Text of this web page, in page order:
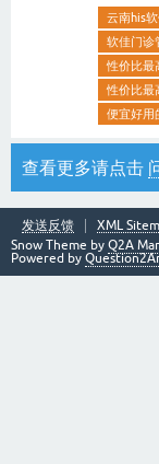
云南his
软佳门诊
性价比最
性价比最
便宜好用
查看更多请点击
发送反馈
XML
Snow Theme by Q2A
Powered by